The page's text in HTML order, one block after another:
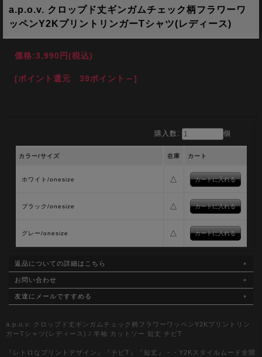
a.p.o.v. クロップド丈ギンガムチェック柄フラワーワ
ッペンY2KプリントリンガーTシャツ(レディース)
価格:3,990円(税込)
[ポイント還元 39ポイント～]
購入数: 個
カラー/サイズ 在庫 カート
ホワイト/onesize △
ブラック/onesize △
グレー/onesize △
返品についての詳細はこちら
お問い合わせ
友達にメールですすめる
a.p.o.v. クロップド丈ギンガムチェック柄フラワーワッペンY2Kプリントリン
ガーTシャツ(レディース) / 半袖 カットソー 短丈 チビT
『レトロなプリントデザイン』『チビT』『短丈』・・Y2Kスタイルムード全開